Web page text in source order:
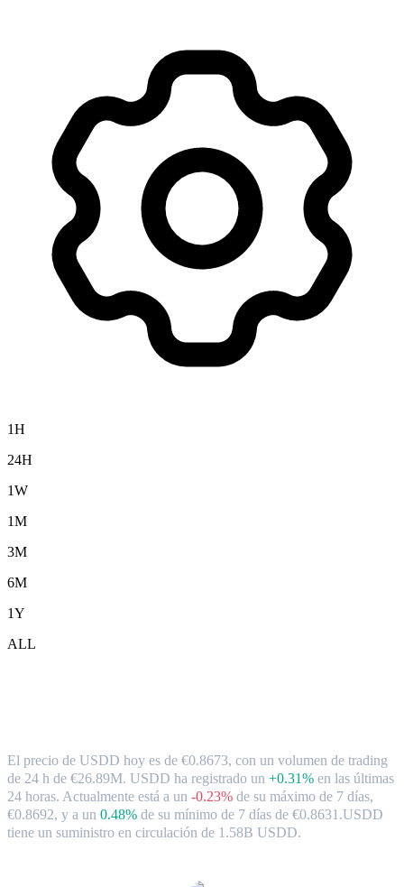
1H
24H
1W
1M
3M
6M
1Y
ALL
El precio de USDD hoy es de €0.8673, con un volumen de trading
de 24 h de €26.89M. USDD ha registrado un +0.31% en las últimas
24 horas. Actualmente está a un -0.23% de su máximo de 7 días,
€0.8692, y a un 0.48% de su mínimo de 7 días de €0.8631.USDD
tiene un suministro en circulación de 1.58B USDD.